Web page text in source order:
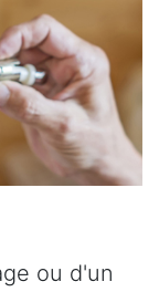
ou d'un